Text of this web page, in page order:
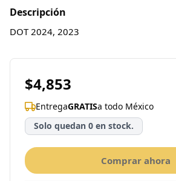
Descripción
DOT 2024, 2023
$4,853
EntregaGRATISa todo México
Solo quedan 0 en stock.
Comprar ahora